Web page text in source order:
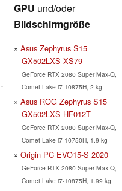
GPU und/oder
Bildschirmgröße
Asus Zephyrus S15
GX502LXS-XS79
GeForce RTX 2080 Super Max-Q,
Comet Lake i7-10875H, 2 kg
Asus ROG Zephyrus S15
GX502LXS-HF012T
GeForce RTX 2080 Super Max-Q,
Comet Lake i7-10750H, 1.9 kg
Origin PC EVO15-S 2020
GeForce RTX 2080 Super Max-Q,
Comet Lake i7-10875H, 1.99 kg